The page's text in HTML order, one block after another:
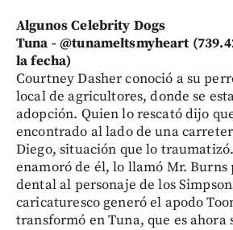
Algunos Celebrity Dogs
Tuna - @tunameltsmyheart
la fecha)
Courtney Dasher conoció a su
local de agricultores, donde se
adopción. Quien lo rescató dijo
encontrado al lado de una
Diego, situación que lo
enamoró de él, lo llamó Mr. Burns
dental al personaje de los
caricaturesco generó el apodo
transformó en Tuna, que es